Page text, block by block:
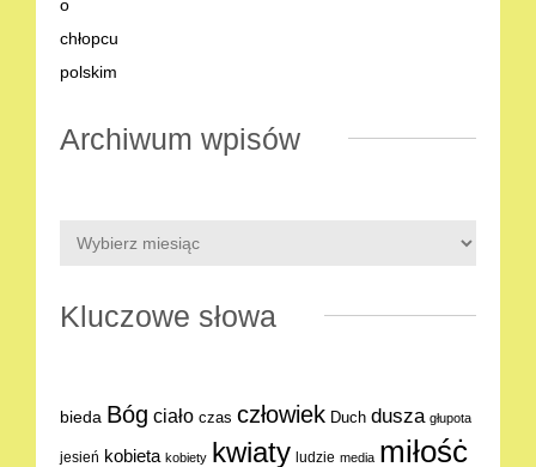
Archiwum wpisów
Kluczowe słowa
bieda Bóg ciało czas człowiek Duch dusza głupota
jesień kobieta kobiety kwiaty ludzie media miłośċ